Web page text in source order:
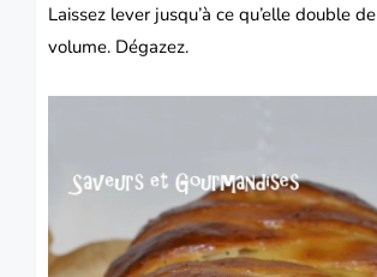
Laissez lever jusqu’à ce qu’elle double de
volume. Dégazez.